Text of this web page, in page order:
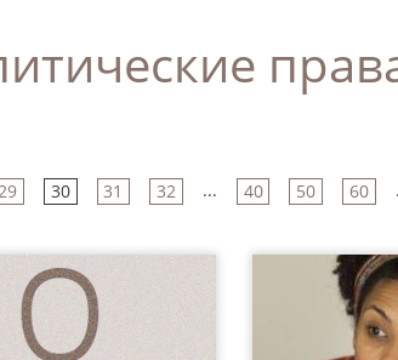
30 31 32 ... 40 50 60